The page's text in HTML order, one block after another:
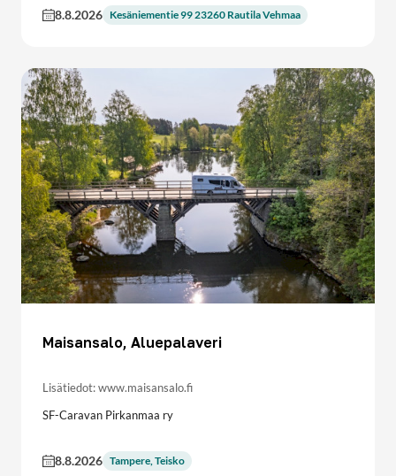
8.8.2026 Kesäniementie 99 23260 Rautila Vehmaa
Maisansalo, Aluepalaveri
Lisätiedot: www.maisansalo.fi
SF-Caravan Pirkanmaa ry
8.8.2026 Tampere, Teisko